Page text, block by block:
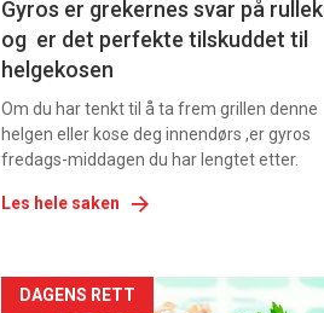
Gyros er grekernes svar på
og er det perfekte tilskuddet til
helgekosen
Om du har tenkt til å ta frem grillen denne
helgen eller kose deg innendørs ,er gyros
fredags-middagen du har lengtet etter.
Les hele saken
Forsiden
DAGENS RETT